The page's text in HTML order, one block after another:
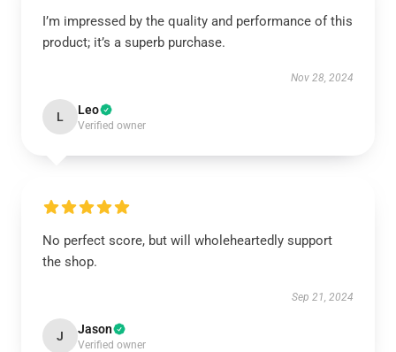
I’m impressed by the quality and performance of this
product; it’s a superb purchase.
Nov 28, 2024
L Leo
Verified owner
No perfect score, but will wholeheartedly support
the shop.
Sep 21, 2024
J Jason
Verified owner